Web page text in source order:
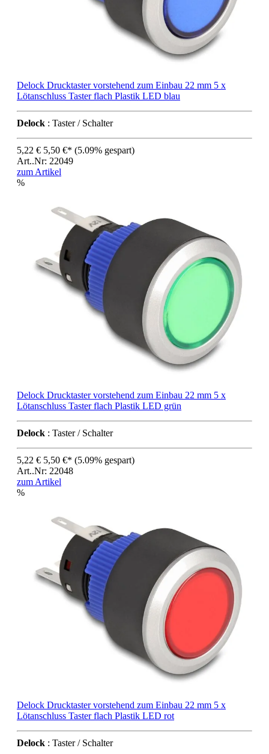
Delock Drucktaster vorstehend zum Einbau 22 mm 5 x
Lötanschluss Taster flach Plastik LED blau
Delock : Taster / Schalter
5,22 € 5,50 €* (5.09% gespart)
Art..Nr: 22049
zum Artikel
%
Delock Drucktaster vorstehend zum Einbau 22 mm 5 x
Lötanschluss Taster flach Plastik LED grün
Delock : Taster / Schalter
5,22 € 5,50 €* (5.09% gespart)
Art..Nr: 22048
zum Artikel
%
Delock Drucktaster vorstehend zum Einbau 22 mm 5 x
Lötanschluss Taster flach Plastik LED rot
Delock : Taster / Schalter